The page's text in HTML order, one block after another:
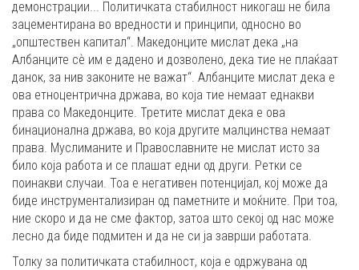
демонстрации... Политичката стабилност никогаш не била
зацементирана во вредности и принципи, односно во
„општествен капитал“. Македонците мислат дека „на
Албанците сѐ им е дадено и дозволено, дека тие не плаќаат
данок, за нив законите не важат“. Албанците мислат дека е
ова етноцентрична држава, во која тие немаат еднакви
права со Македонците. Третите мислат дека е ова
бинационална држава, во која другите малцинства немаат
права. Муслиманите и Православните не мислат исто за
било која работа и се плашат едни од други. Ретки се
поинакви случаи. Тоа е негативен потенцијал, кој може да
биде инструментализиран од паметните и моќните. При тоа,
ние скоро и да не сме фактор, затоа што секој од нас може
лесно да биде подмитен и да не си ја заврши работата.
Толку за политичката стабилност, која е одржувана од